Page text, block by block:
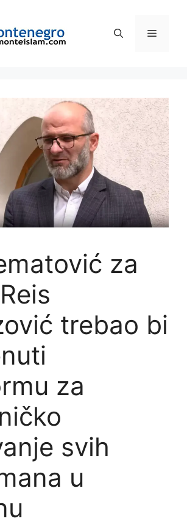
za
trebao bi
za
svih
u